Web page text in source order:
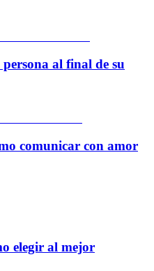
al final de su
comunicar con amor
elegir al mejor